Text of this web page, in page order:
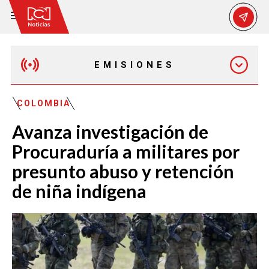
EMISIONES
EMISIÓN 7:00 PM
COLOMBIA
Avanza investigación de
Procuraduría a militares por
presunto abuso y retención
de niña indígena